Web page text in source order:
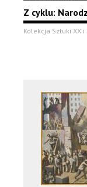
Z cyklu:
Kolekcja Sztuki XX i